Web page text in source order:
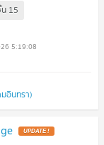
15
5:19:08
อินทรา)
UPDATE !